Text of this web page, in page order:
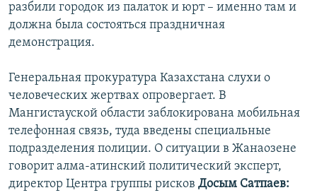
разбили городок из палаток и юрт – именно там и
должна была состояться праздничная
демонстрация.
Генеральная прокуратура Казахстана слухи о
человеческих жертвах опровергает. В
Мангистауской области заблокирована мобильная
телефонная связь, туда введены специальные
подразделения полиции. О ситуации в Жанаозене
говорит алма-атинский политический эксперт,
директор Центра группы рисков Досым Сатпаев: